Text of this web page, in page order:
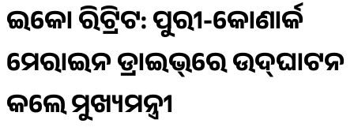
ଇକୋ ରିଟ୍ରିଟ: ପୁରୀ-କୋଣାର୍କ
ମେରାଇନ ଡ୍ରାଇଭ୍‌ରେ ଉଦ୍‌ଘାଟନ
କଲେ ମୁଖ୍ୟମନ୍ତ୍ରୀ